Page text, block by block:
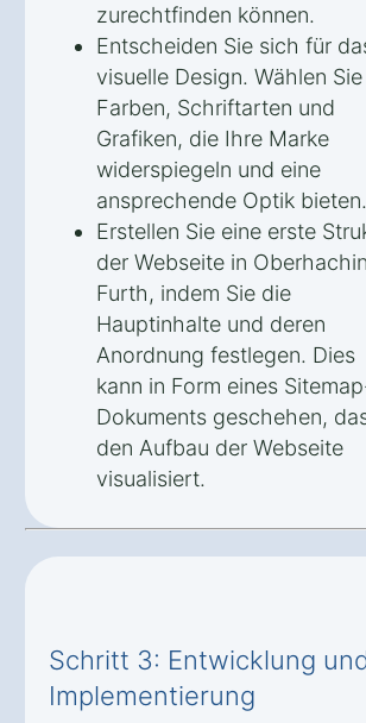
zurechtfinden können.
Entscheiden Sie sich für
visuelle Design. Wählen Sie
Farben, Schriftarten und
Grafiken, die Ihre Marke
widerspiegeln und eine
ansprechende Optik bieten.
Erstellen Sie eine erste
der Webseite in
Furth, indem Sie die
Hauptinhalte und deren
Anordnung festlegen. Dies
kann in Form eines
Dokuments geschehen,
den Aufbau der Webseite
visualisiert.
Schritt 3: Entwicklung
Implementierung